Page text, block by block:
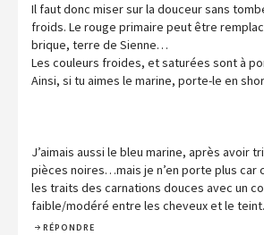
Il faut donc miser sur la douceur sans
froids. Le rouge primaire peut être
brique, terre de Sienne…
Les couleurs froides, et saturées sont à
Ainsi, si tu aimes le marine, porte-le en
J’aimais aussi le bleu marine, après avoir
pièces noires…mais je n’en porte plus car
les traits des carnations douces avec un
faible/modéré entre les cheveux et le teint.
RÉPONDRE